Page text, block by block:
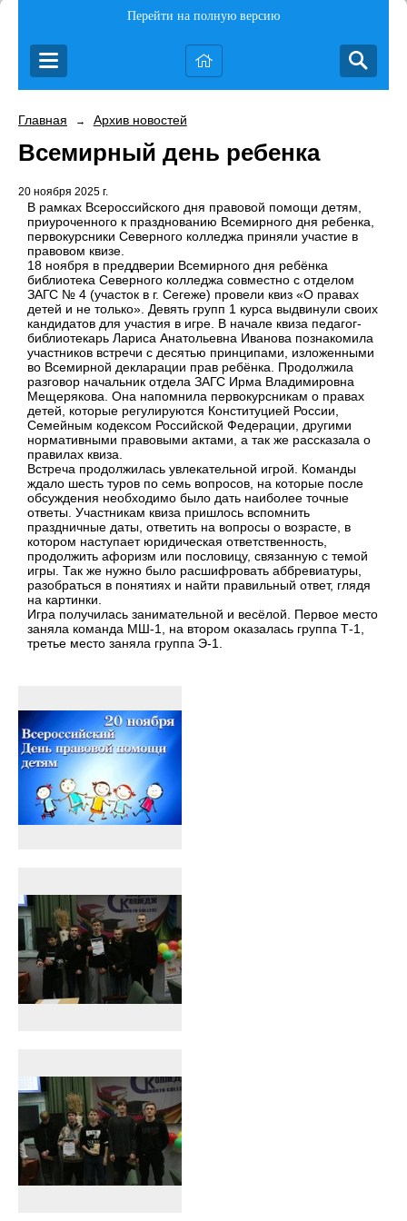
Перейти на полную версию
Главная → Архив новостей
Всемирный день ребенка
20 ноября 2025 г.
В рамках Всероссийского дня правовой помощи детям,
приуроченного к празднованию Всемирного дня ребенка,
первокурсники Северного колледжа приняли участие в
правовом квизе.
18 ноября в преддверии Всемирного дня ребёнка
библиотека Северного колледжа совместно с отделом
ЗАГС № 4 (участок в г. Сегеже) провели квиз «О правах
детей и не только». Девять групп 1 курса выдвинули своих
кандидатов для участия в игре. В начале квиза педагог-
библиотекарь Лариса Анатольевна Иванова познакомила
участников встречи с десятью принципами, изложенными
во Всемирной декларации прав ребёнка. Продолжила
разговор начальник отдела ЗАГС Ирма Владимировна
Мещерякова. Она напомнила первокурсникам о правах
детей, которые регулируются Конституцией России,
Семейным кодексом Российской Федерации, другими
нормативными правовыми актами, а так же рассказала о
правилах квиза.
Встреча продолжилась увлекательной игрой. Команды
ждало шесть туров по семь вопросов, на которые после
обсуждения необходимо было дать наиболее точные
ответы. Участникам квиза пришлось вспомнить
праздничные даты, ответить на вопросы о возрасте, в
котором наступает юридическая ответственность,
продолжить афоризм или пословицу, связанную с темой
игры. Так же нужно было расшифровать аббревиатуры,
разобраться в понятиях и найти правильный ответ, глядя
на картинки.
Игра получилась занимательной и весёлой. Первое место
заняла команда МШ-1, на втором оказалась группа Т-1,
третье место заняла группа Э-1.